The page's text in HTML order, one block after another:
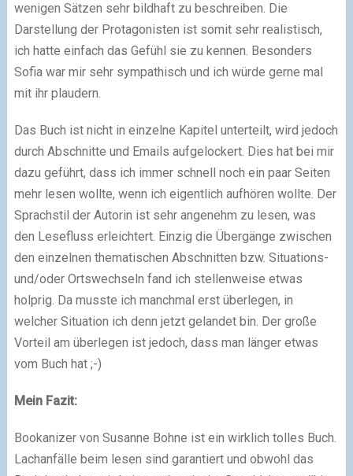
wenigen Sätzen sehr bildhaft zu beschreiben. Die
Darstellung der Protagonisten ist somit sehr realistisch,
ich hatte einfach das Gefühl sie zu kennen. Besonders
Sofia war mir sehr sympathisch und ich würde gerne mal
mit ihr plaudern.
Das Buch ist nicht in einzelne Kapitel unterteilt, wird jedoch
durch Abschnitte und Emails aufgelockert. Dies hat bei mir
dazu geführt, dass ich immer schnell noch ein paar Seiten
mehr lesen wollte, wenn ich eigentlich aufhören wollte. Der
Sprachstil der Autorin ist sehr angenehm zu lesen, was
den Lesefluss erleichtert. Einzig die Übergänge zwischen
den einzelnen thematischen Abschnitten bzw. Situations-
und/oder Ortswechseln fand ich stellenweise etwas
holprig. Da musste ich manchmal erst überlegen, in
welcher Situation ich denn jetzt gelandet bin. Der große
Vorteil am überlegen ist jedoch, dass man länger etwas
vom Buch hat ;-)
Mein Fazit:
Bookanizer von Susanne Bohne ist ein wirklich tolles Buch.
Lachanfälle beim lesen sind garantiert und obwohl das